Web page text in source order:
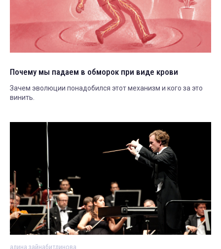
Почему мы падаем в обморок при виде крови
Зачем эволюции понадобился этот механизм и кого за это
винить.
алина зайнабитдинова